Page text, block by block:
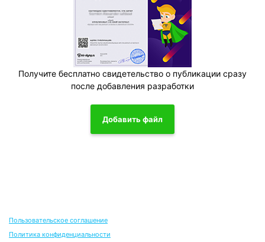
Получите бесплатно свидетельство о публикации сразу
после добавления разработки
Добавить файл
Пользовательское соглашение
Политика конфиденциальности